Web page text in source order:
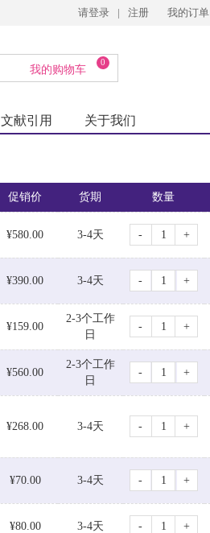
请登录 | 注册 我的订单
我的购物车
0
文献引用 关于我们
促销价 货期 数量
¥580.00 3-4天 - +
¥390.00 3-4天 - +
¥159.00
2-3个工作
日
- +
¥560.00
2-3个工作
日
- +
¥268.00 3-4天 - +
¥70.00 3-4天 - +
¥80.00 3-4天 - +